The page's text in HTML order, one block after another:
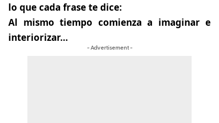
lo que cada frase te dice:
Al mismo tiempo comienza a imaginar e
interiorizar…
- Advertisement -